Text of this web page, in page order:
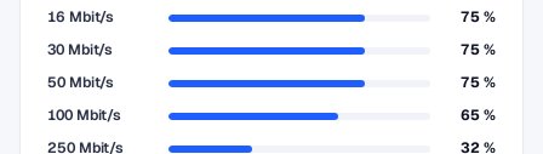
16 Mbit/s
75 %
30 Mbit/s
75 %
50 Mbit/s
75 %
100 Mbit/s
65 %
250 Mbit/s
32 %